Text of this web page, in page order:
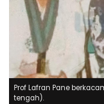
Prof Lafran Pane
tengah).